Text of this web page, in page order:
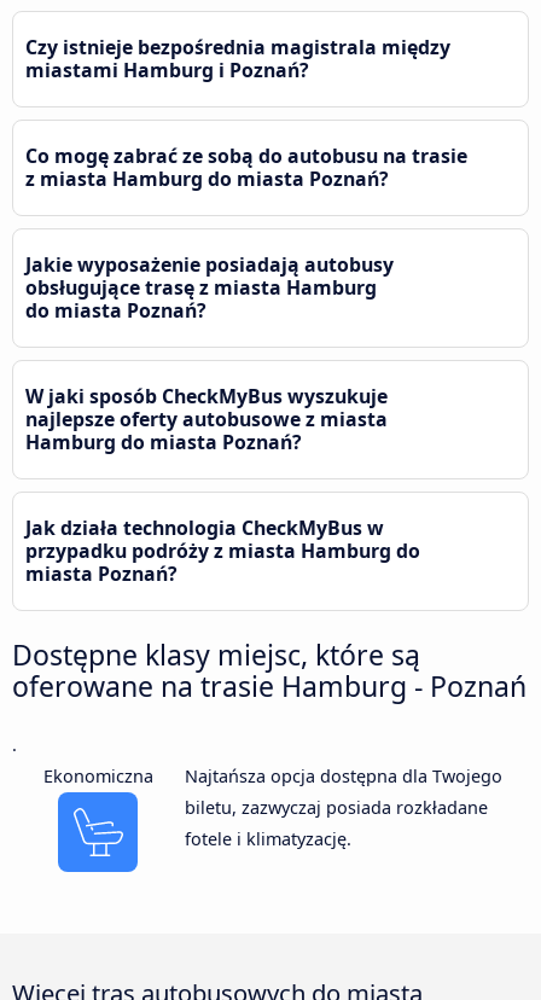
Czy istnieje bezpośrednia magistrala między
miastami Hamburg i Poznań?
Co mogę zabrać ze sobą do autobusu na trasie
z miasta Hamburg do miasta Poznań?
Jakie wyposażenie posiadają autobusy
obsługujące trasę z miasta Hamburg
do miasta Poznań?
W jaki sposób CheckMyBus wyszukuje
najlepsze oferty autobusowe z miasta
Hamburg do miasta Poznań?
Jak działa technologia CheckMyBus w
przypadku podróży z miasta Hamburg do
miasta Poznań?
Dostępne klasy miejsc, które są
oferowane na trasie Hamburg - Poznań
.
Ekonomiczna
Najtańsza opcja dostępna dla Twojego
biletu, zazwyczaj posiada rozkładane
fotele i klimatyzację.
Więcej tras autobusowych do miasta